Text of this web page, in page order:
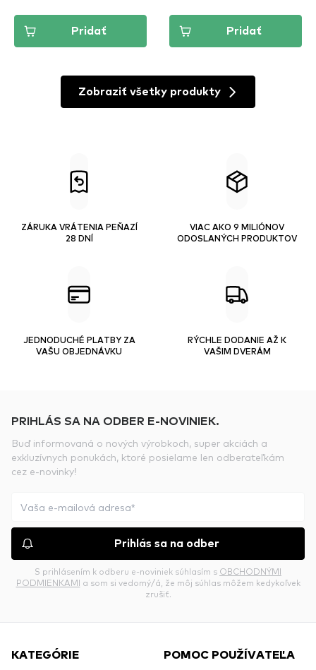
Pridať Pridať
Zobraziť všetky produkty
ZÁRUKA VRÁTENIA PEŇAZÍ
28 DNÍ
VIAC AKO 9 MILIÓNOV
ODOSLANÝCH PRODUKTOV
JEDNODUCHÉ PLATBY ZA
VAŠU OBJEDNÁVKU
RÝCHLE DODANIE AŽ K
VAŠIM DVERÁM
PRIHLÁS SA NA ODBER E-NOVINIEK.
Buď informovaná o nových výrobkoch, super akciách a
exkluzívnych ponukách, ktoré posielame len odberateľkám
cez e-novinky!
Prihlás sa na odber
S prihlásením k odberu e-noviniek súhlasím s OBCHODNÝMI
PODMIENKAMI a som si vedomý/á, že môj súhlas môžem kedykoľvek
zrušiť.
KATEGÓRIE POMOC POUŽÍVATEĽA